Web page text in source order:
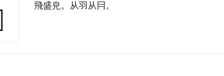
飛盛皃。从羽从冃。